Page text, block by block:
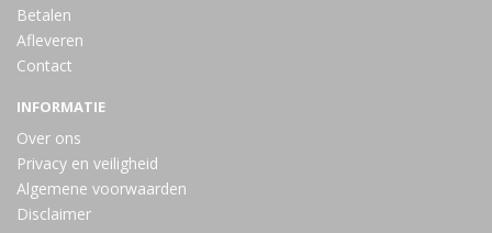
Betalen
Afleveren
Contact
INFORMATIE
Over ons
Privacy en veiligheid
Algemene voorwaarden
Disclaimer